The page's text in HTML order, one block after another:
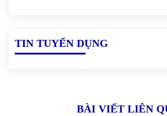
TIN TUYỂN DỤNG
BÀI VIẾT LIÊN